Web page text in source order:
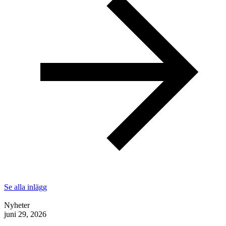
Se alla inlägg
Nyheter
juni 29, 2026